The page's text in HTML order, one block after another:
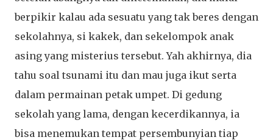
berpikir kalau ada sesuatu yang tak beres dengan
sekolahnya, si kakek, dan sekelompok anak
asing yang misterius tersebut. Yah akhirnya, dia
tahu soal tsunami itu dan mau juga ikut serta
dalam permainan petak umpet. Di gedung
sekolah yang lama, dengan kecerdikannya, ia
bisa menemukan tempat persembunyian tiap